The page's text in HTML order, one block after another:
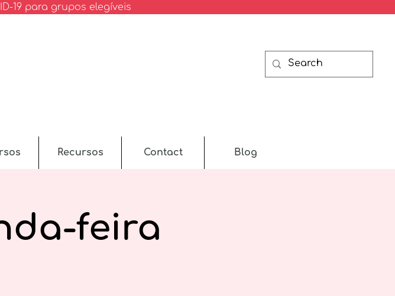
19 para grupos elegíveis
Recursos Contact Blog
feira